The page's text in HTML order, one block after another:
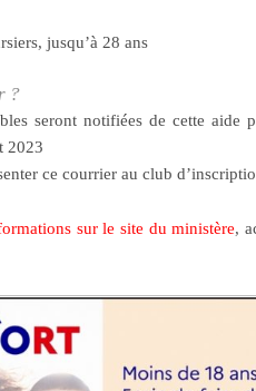
jusqu’à 28 ans
?
seront notifiées de cette aide
2023
ce courrier au club
sur le site du ministère,